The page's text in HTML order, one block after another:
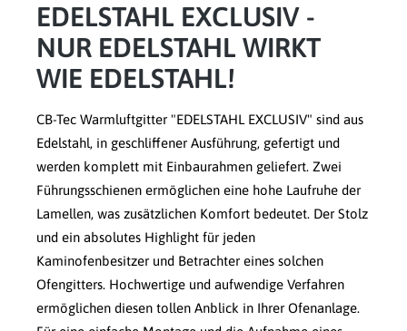
EDELSTAHL EXCLUSIV -
NUR EDELSTAHL WIRKT
WIE EDELSTAHL!
CB-Tec Warmluftgitter "EDELSTAHL EXCLUSIV" sind aus
Edelstahl, in geschliffener Ausführung, gefertigt und
werden komplett mit Einbaurahmen geliefert. Zwei
Führungsschienen ermöglichen eine hohe Laufruhe der
Lamellen, was zusätzlichen Komfort bedeutet. Der Stolz
und ein absolutes Highlight für jeden
Kaminofenbesitzer und Betrachter eines solchen
Ofengitters. Hochwertige und aufwendige Verfahren
ermöglichen diesen tollen Anblick in Ihrer Ofenanlage.